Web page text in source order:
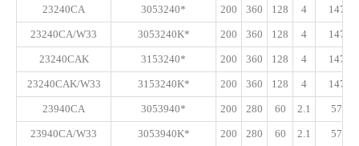
23240CA 3053240* 200 360 128 4 1470
23240CA/W33 3053240K* 200 360 128 4 1470
23240CAK 3153240* 200 360 128 4 1470
23240CAK/W33 3153240K* 200 360 128 4 1470
23940CA 3053940* 200 280 60 2.1 575
23940CA/W33 3053940K* 200 280 60 2.1 575